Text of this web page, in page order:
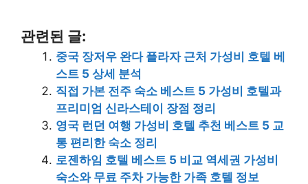
관련된 글:
중국 장저우 완다 플라자 근처 가성비 호텔 베
스트 5 상세 분석
직접 가본 전주 숙소 베스트 5 가성비 호텔과
프리미엄 신라스테이 장점 정리
영국 런던 여행 가성비 호텔 추천 베스트 5 교
통 편리한 숙소 정리
로젠하임 호텔 베스트 5 비교 역세권 가성비
숙소와 무료 주차 가능한 가족 호텔 정보